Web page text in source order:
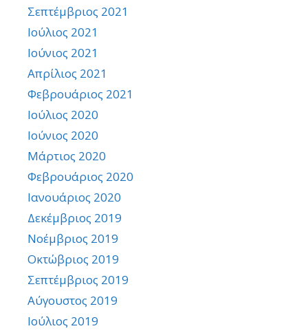
Σεπτέμβριος 2021
Ιούλιος 2021
Ιούνιος 2021
Απρίλιος 2021
Φεβρουάριος 2021
Ιούλιος 2020
Ιούνιος 2020
Μάρτιος 2020
Φεβρουάριος 2020
Ιανουάριος 2020
Δεκέμβριος 2019
Νοέμβριος 2019
Οκτώβριος 2019
Σεπτέμβριος 2019
Αύγουστος 2019
Ιούλιος 2019